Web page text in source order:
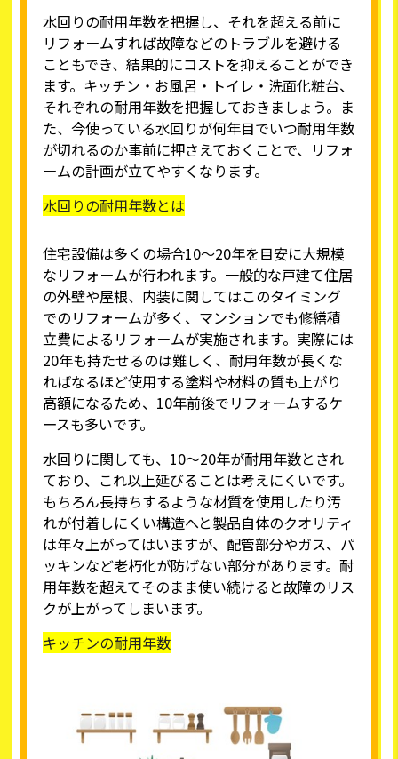
水回りの耐用年数を把握し、それを超える前に
リフォームすれば故障などのトラブルを避ける
こともでき、結果的にコストを抑えることができ
ます。キッチン・お風呂・トイレ・洗面化粧台、
それぞれの耐用年数を把握しておきましょう。ま
た、今使っている水回りが何年目でいつ耐用年数
が切れるのか事前に押さえておくことで、リフォ
ームの計画が立てやすくなります。
水回りの耐用年数とは
住宅設備は多くの場合10～20年を目安に大規模
なリフォームが行われます。一般的な戸建て住居
の外壁や屋根、内装に関してはこのタイミング
でのリフォームが多く、マンションでも修繕積
立費によるリフォームが実施されます。実際には
20年も持たせるのは難しく、耐用年数が長くな
ればなるほど使用する塗料や材料の質も上がり
高額になるため、10年前後でリフォームするケ
ースも多いです。
水回りに関しても、10～20年が耐用年数とされ
ており、これ以上延びることは考えにくいです。
もちろん長持ちするような材質を使用したり汚
れが付着しにくい構造へと製品自体のクオリティ
は年々上がってはいますが、配管部分やガス、パ
ッキンなど老朽化が防げない部分があります。耐
用年数を超えてそのまま使い続けると故障のリス
クが上がってしまいます。
キッチンの耐用年数